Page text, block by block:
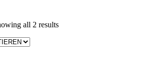
all 2 results